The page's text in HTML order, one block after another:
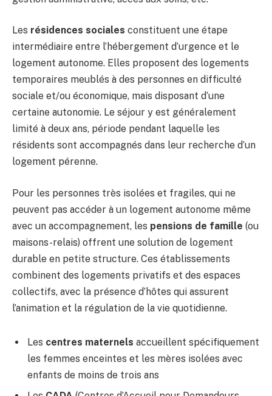
Les résidences sociales constituent une étape
intermédiaire entre l’hébergement d’urgence et le
logement autonome. Elles proposent des logements
temporaires meublés à des personnes en difficulté
sociale et/ou économique, mais disposant d’une
certaine autonomie. Le séjour y est généralement
limité à deux ans, période pendant laquelle les
résidents sont accompagnés dans leur recherche d’un
logement pérenne.
Pour les personnes très isolées et fragiles, qui ne
peuvent pas accéder à un logement autonome même
avec un accompagnement, les pensions de famille (ou
maisons-relais) offrent une solution de logement
durable en petite structure. Ces établissements
combinent des logements privatifs et des espaces
collectifs, avec la présence d’hôtes qui assurent
l’animation et la régulation de la vie quotidienne.
Les centres maternels accueillent spécifiquement
les femmes enceintes et les mères isolées avec
enfants de moins de trois ans